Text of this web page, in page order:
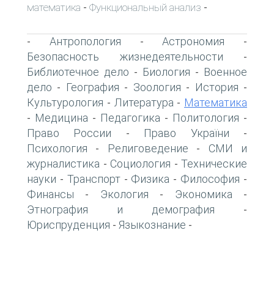
математика - Функциональный анализ -
- Антропология -Астрономия -
Безопасность жизнедеятельности -
Библиотечное дело - Биология - Военное
дело - География - Зоология - История -
Культурология - Литература - Математика
- Медицина - Педагогика - Политология -
Право России - Право України -
Психология - Религоведение - СМИ и
журналистика - Социология - Технические
науки - Транспорт- Физика - Философия -
Финансы - Экология - Экономика -
Этнография и демография -
Юриспруденция - Языкознание -